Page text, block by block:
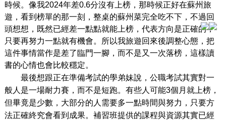
時候。像我2024年差0.6分沒有上榜，那時候正好在蘇州旅
遊，看到榜單的那一刻，整桌的蘇州菜完全吃不下，不過回
頭想想，既然已經差一點點就能上榜，代表方向是正確的，
只要再努力一點就有機會。所以我旅遊回來後調整心態，把
這件事情當作是差了臨門一腳，而不是又一次落榜，這樣讀
書的心情也會比較穩定。
最後想跟正在準備考試的學弟妹說，公職考試其實對一
般人是一場耐力賽，而不是短跑。有些人可能3個月就上榜，
但畢竟是少數，大部分的人需要多一點時間與努力，只要方
法正確終究會看到成果。補習班提供的課程與資源其實已經